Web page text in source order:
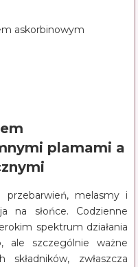
askorbinowym
plamami a
przebarwień, melasmy i
na słońce. Codzienne
spektrum działania
ale szczególnie ważne
zwłaszcza